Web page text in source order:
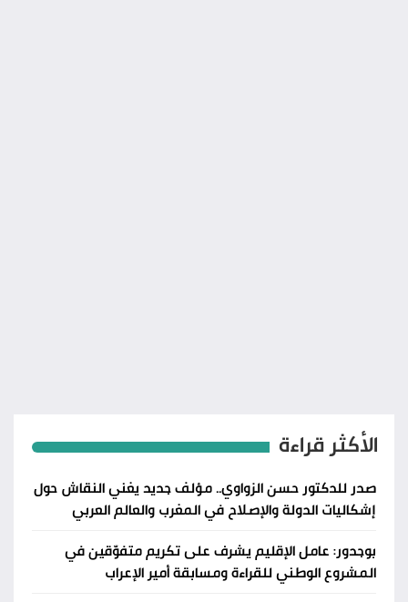
الأكثر قراءة
صدر للدكتور حسن الزواوي.. مؤلف جديد يغني النقاش حول
إشكاليات الدولة والإصلاح في المغرب والعالم العربي
بوجدور: عامل الإقليم يشرف على تكريم متفوّقين في
المشروع الوطني للقراءة ومسابقة أمير الإعراب